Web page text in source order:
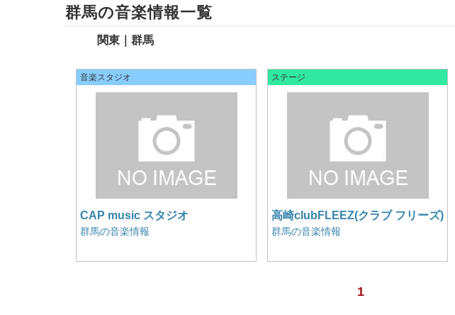
群馬の音楽情報一覧
関東｜群馬
音楽スタジオ
CAP music スタジオ
群馬の音楽情報
ステージ
高崎clubFLEEZ(クラブ フリーズ)
B1F
群馬の音楽情報
1